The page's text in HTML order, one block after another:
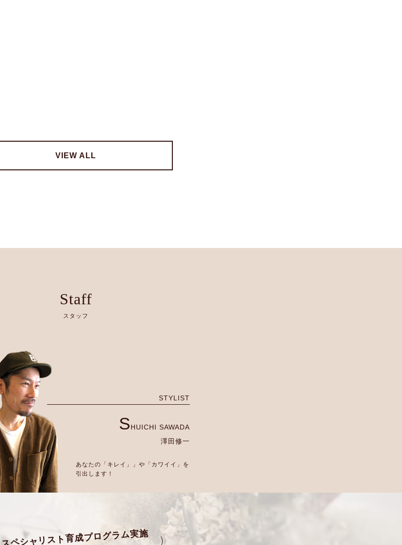
VIEW ALL
Staff
スタッフ
STYLIST
SHUICHI SAWADA
澤田修一
あなたの「キレイ」」や「カワイイ」を
引出します！
スペシャリスト育成プログラム実施